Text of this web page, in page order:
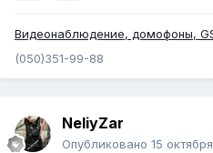
Видеонаблюдение, домофоны,
(050)351-99-88
NeliyZar
Опубликовано 15